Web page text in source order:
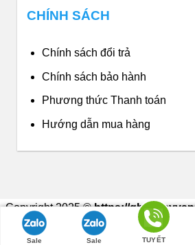
CHÍNH SÁCH
Chính sách đổi trả
Chính sách bảo hành
Phương thức Thanh toán
Hướng dẫn mua hàng
Copyright 2025 ©https://
hiệu thuộc về Nội Thất
Sale Sale TUYẾT